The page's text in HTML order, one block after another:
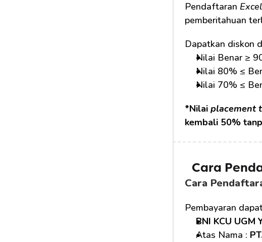
Pendaftaran
pemberitahuan
Dapatkan diskon
Nilai Benar ≥
Nilai 80% ≤
Nilai 70% ≤
*Nilai placement
kembali 50%
Cara
Cara
Pembayaran
BNI KCU UGM
Atas Nama :